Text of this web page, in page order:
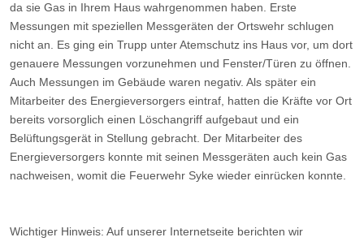
da sie Gas in Ihrem Haus wahrgenommen haben. Erste
Messungen mit speziellen Messgeräten der Ortswehr schlugen
nicht an. Es ging ein Trupp unter Atemschutz ins Haus vor, um dort
genauere Messungen vorzunehmen und Fenster/Türen zu öffnen.
Auch Messungen im Gebäude waren negativ. Als später ein
Mitarbeiter des Energieversorgers eintraf, hatten die Kräfte vor Ort
bereits vorsorglich einen Löschangriff aufgebaut und ein
Belüftungsgerät in Stellung gebracht. Der Mitarbeiter des
Energieversorgers konnte mit seinen Messgeräten auch kein Gas
nachweisen, womit die Feuerwehr Syke wieder einrücken konnte.
Wichtiger Hinweis: Auf unserer Internetseite berichten wir